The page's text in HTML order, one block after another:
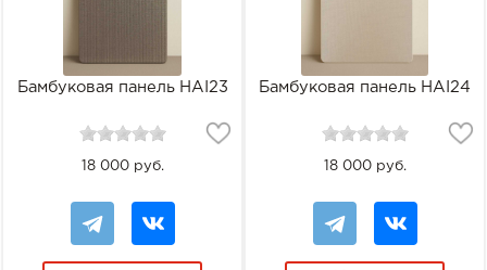
Бамбуковая панель HAI23
18 000 руб.
Бамбуковая панель HAI24
18 000 руб.